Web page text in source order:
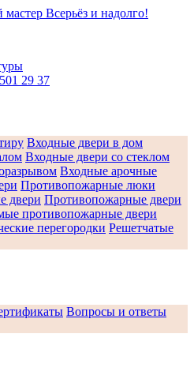
мастер Всерьёз и надолго!
29 37
Входные двери в дом
Входные двери со стеклом
Входные арочные
Противопожарные люки
двери Противопожарные двери
противопожарные двери
перегородки Решетчатые
Вопросы и ответы